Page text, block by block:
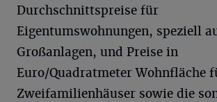
Durchschnittspreise für
Eigentumswohnungen, speziell
Großanlagen, und Preise in
Euro/Quadratmeter Wohnfläche
Zweifamilienhäuser sowie die